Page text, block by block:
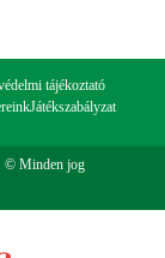
tájékoztató
Játékszabályzat
© Minden jog